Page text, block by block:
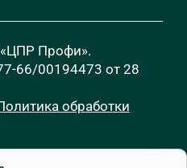
Профи».
66/00194473 от 28
обработки